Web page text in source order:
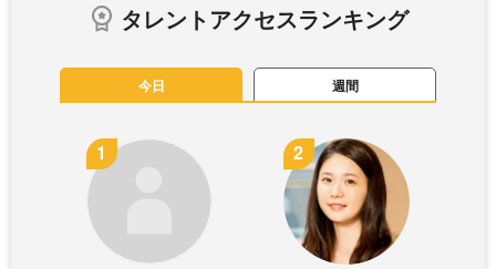
タレントアクセスランキング
今日 週間